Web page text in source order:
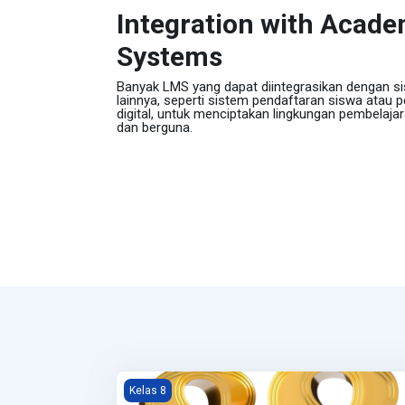
Integration with
Systems
Banyak LMS yang dapat diintegrasikan dengan
lainnya, seperti sistem pendaftaran siswa atau
digital, untuk menciptakan lingkungan
dan berguna.
Teknologi 8-8
Kelas 8